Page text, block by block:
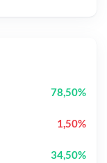
78,50%
1,50%
34,50%